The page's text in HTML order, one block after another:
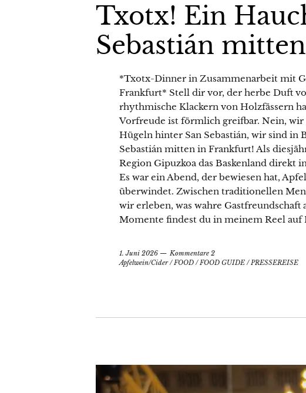
Txotx! Ein
Sebastián
*Txotx-Dinner in Zusammenarbeit mit
Frankfurt* Stell dir vor, der herbe Duft
rhythmische Klackern von Holzfässern
Vorfreude ist förmlich greifbar. Nein,
Hügeln hinter San Sebastián, wir sind in
Sebastián mitten in Frankfurt! Als
Region Gipuzkoa das Baskenland
Es war ein Abend, der bewiesen hat,
überwindet. Zwischen traditionellen
wir erleben, was wahre Gastfreundschaft
Momente findest du in meinem Reel auf
1. Juni 2026
Kommentare 2
Apfelwein/Cider/FOOD /FOOD GUIDE /PRESSEREISE